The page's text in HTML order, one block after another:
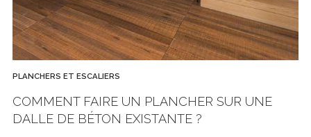
PLANCHERS ET ESCALIERS
COMMENT FAIRE UN PLANCHER SUR UNE
DALLE DE BÉTON EXISTANTE ?